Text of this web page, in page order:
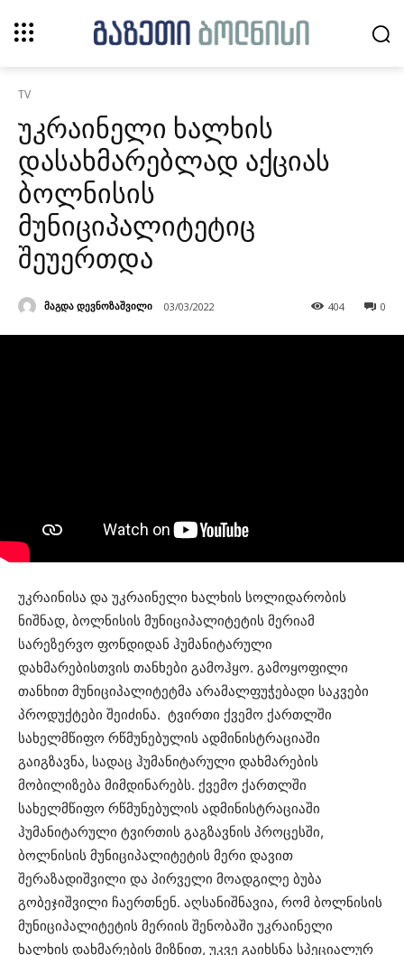
TV
უკრაინელი ხალხის
დასახმარებლად აქციას
ბოლნისის
მუნიციპალიტეტიც
შეუერთდა
მაგდა დევნოზაშვილი 03/03/2022 0
404
უკრაინისა და უკრაინელი ხალხის სოლიდარობის
ნიშნად, ბოლნისის მუნიციპალიტეტის მერიამ
სარეზერვო ფონდიდან ჰუმანიტარული
დახმარებისთვის თანხები გამოჰყო. გამოყოფილი
თანხით მუნიციპალიტეტმა არამალფუჭებადი საკვები
პროდუქტები შეიძინა. ტვირთი ქვემო ქართლში
სახელმწიფო რწმუნებულის ადმინისტრაციაში
გაიგზავნა, სადაც ჰუმანიტარული დახმარების
მობილიზება მიმდინარებს. ქვემო ქართლში
სახელმწიფო რწმუნებულის ადმინისტრაციაში
ჰუმანიტარული ტვირთის გაგზავნის პროცესში,
ბოლნისის მუნიციპალიტეტის მერი დავით
შერაზადიშვილი და პირველი მოადგილე ბუბა
გობეჯიშვილი ჩაერთნენ. აღსანიშნავია, რომ ბოლნისის
მუნიციპალიტეტის მერიის შენობაში უკრაინელი
ხალხის დახმარების მიზნით, უკვე გაიხსნა სპეციალურ